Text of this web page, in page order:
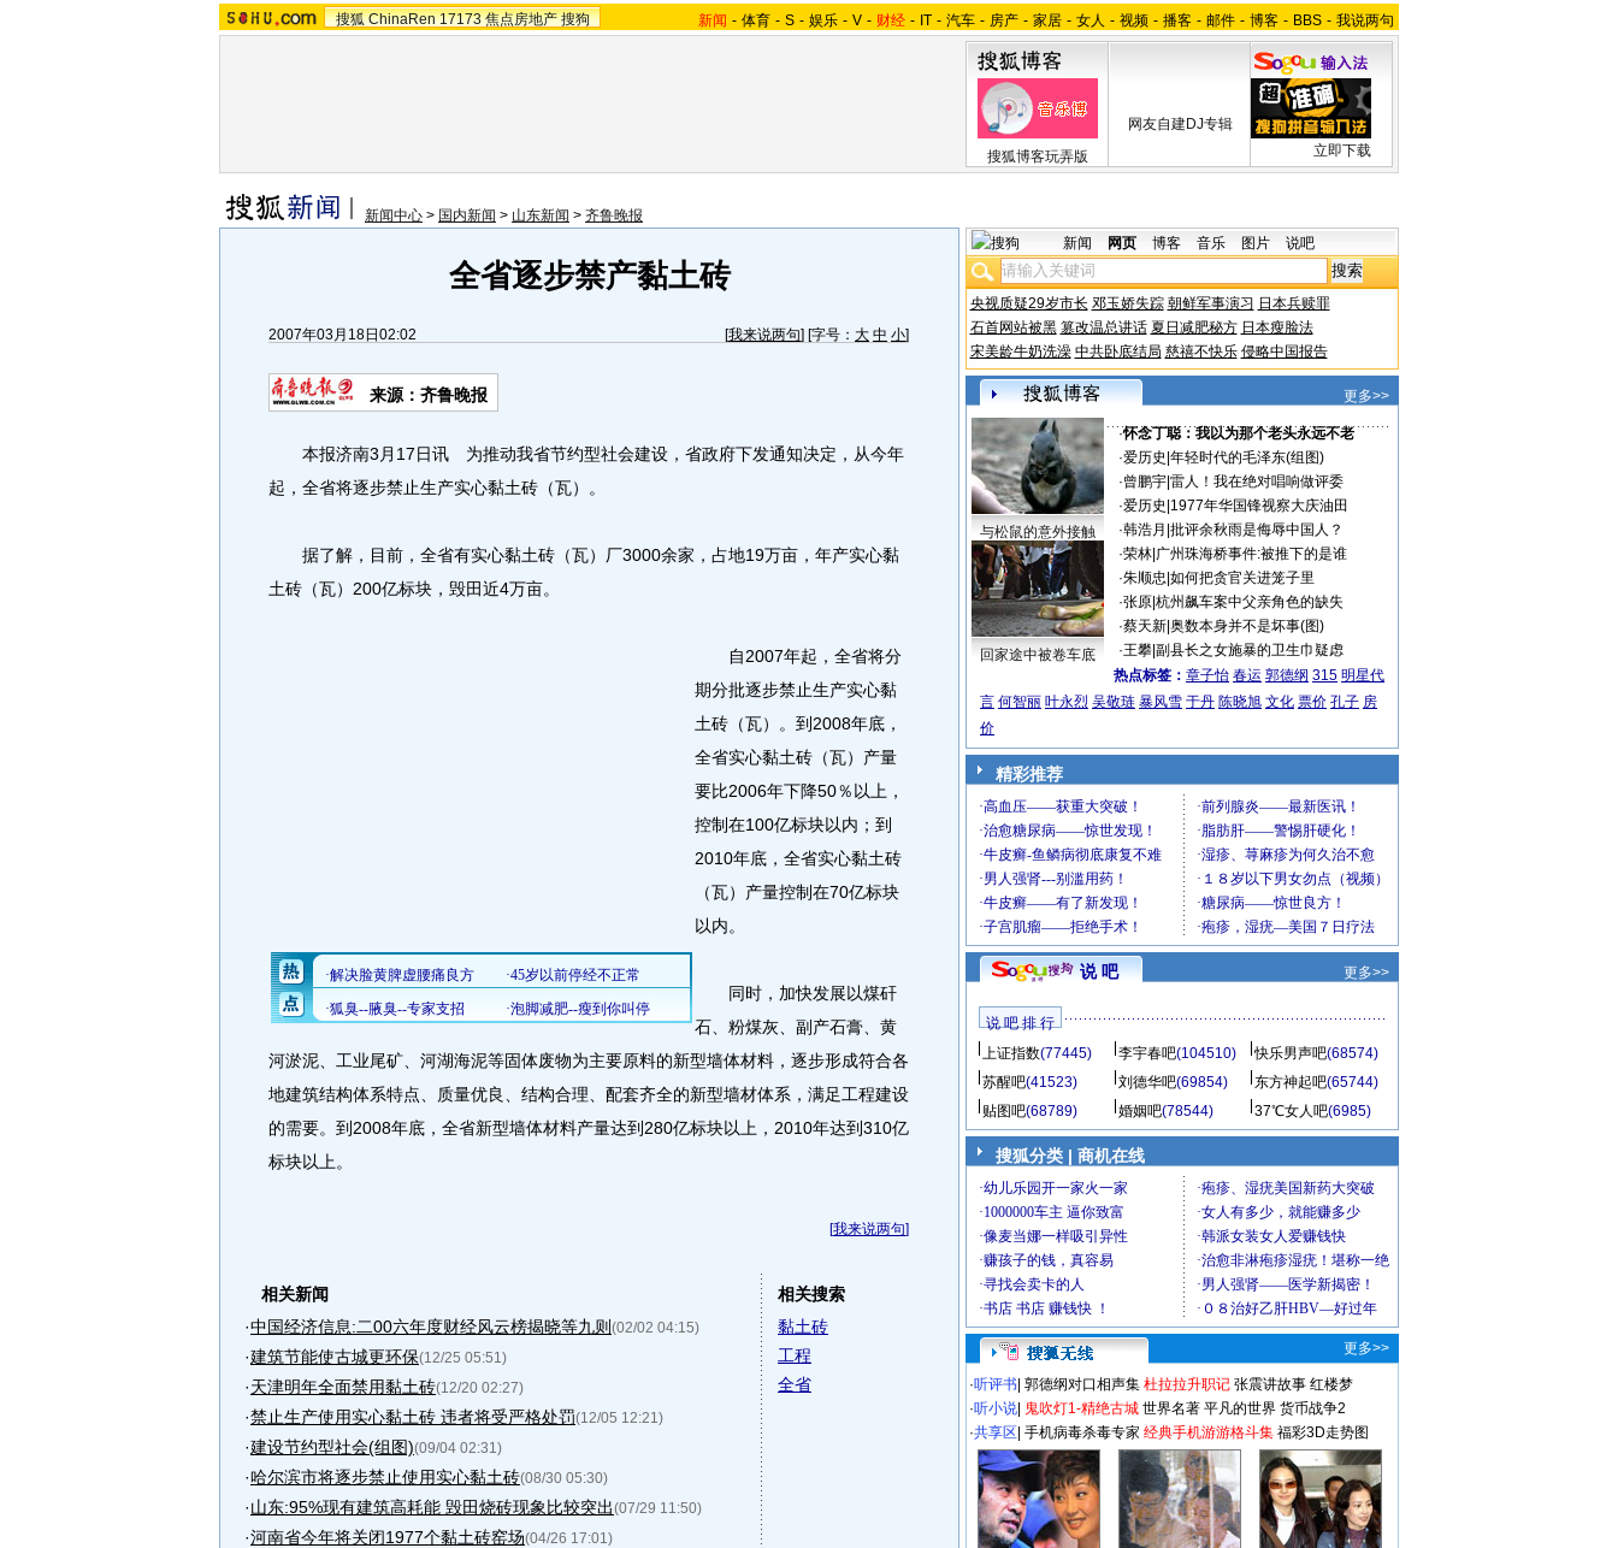
搜狐 ChinaRen 17173 焦点房地产 搜狗 新闻 - 体育 - S - 娱乐 - V - 财经 - IT - 汽车 - 房产 - 家居 - 女人 - 视频 - 播客 - 邮件 - 博客 - BBS - 我说两句
搜狐博客玩弄版
网友自建DJ专辑
立即下载
新闻中心 > 国内新闻 > 山东新闻 > 齐鲁晚报
全省逐步禁产黏土砖
2007年03月18日02:02 [我来说两句] [字号： 大 中 小]
来源：齐鲁晚报
本报济南3月17日讯 为推动我省节约型社会建设，省政府下发通知决定，从今年
起，全省将逐步禁止生产实心黏土砖（瓦）。
据了解，目前，全省有实心黏土砖（瓦）厂3000余家，占地19万亩，年产实心黏
土砖（瓦）200亿标块，毁田近4万亩。
自2007年起，全省将分
期分批逐步禁止生产实心黏
土砖（瓦）。到2008年底，
全省实心黏土砖（瓦）产量
要比2006年下降50％以上，
控制在100亿标块以内；到
2010年底，全省实心黏土砖
（瓦）产量控制在70亿标块
以内。
同时，加快发展以煤矸
石、粉煤灰、副产石膏、黄
河淤泥、工业尾矿、河湖海泥等固体废物为主要原料的新型墙体材料，逐步形成符合各
地建筑结构体系特点、质量优良、结构合理、配套齐全的新型墙材体系，满足工程建设
的需要。到2008年底，全省新型墙体材料产量达到280亿标块以上，2010年达到310亿
标块以上。
[我来说两句]
相关新闻
·中国经济信息:二00六年度财经风云榜揭晓等九则 (02/02 04:15)
·建筑节能使古城更环保(12/25 05:51)
·天津明年全面禁用黏土砖(12/20 02:27)
·禁止生产使用实心黏土砖 违者将受严格处罚(12/05 12:21)
·建设节约型社会(组图)(09/04 02:31)
·哈尔滨市将逐步禁止使用实心黏土砖(08/30 05:30)
·山东:95%现有建筑高耗能 毁田烧砖现象比较突出(07/29 11:50)
·河南省今年将关闭1977个黏土砖窑场(04/26 17:01)
相关搜索
黏土砖
工程
全省
新闻 网页 博客 音乐 图片 说吧
央视质疑29岁市长 邓玉娇失踪 朝鲜军事演习 日本兵赎罪
石首网站被黑 篡改温总讲话 夏日减肥秘方 日本瘦脸法
宋美龄牛奶洗澡 中共卧底结局 慈禧不快乐 侵略中国报告
更多>>
与松鼠的意外接触
回家途中被卷车底
·怀念丁聪：我以为那个老头永远不老
·爱历史 年轻时代的毛泽东(组图)
·曾鹏宇| 雷人！我在绝对唱响做评委
·爱历史 1977年华国锋视察大庆油田
·韩浩月 批评余秋雨是侮辱中国人？
·荣林| 广州珠海桥事件:被推下的是谁
·朱顺忠 如何把贪官关进笼子里
·张原| 杭州飙车案中父亲角色的缺失
·蔡天新| 奥数本身并不是坏事(图)
·王攀| 副县长之女施暴的卫生巾疑虑
热点标签： 章子怡 春运 郭德纲 315 明星代
言 何智丽 叶永烈 吴敬琏 暴风雪 于丹 陈晓旭 文化 票价 孔子 房
价
精彩推荐
说 吧 更多>>
说 吧 排 行
上证指数(77445) 李宇春吧(104510) 快乐男声吧(68574)
苏醒吧(41523) 刘德华吧(69854) 东方神起吧(65744)
贴图吧(68789) 婚姻吧(78544) 37℃女人吧(6985)
搜狐分类 | 商机在线
更多>>
·听评书 郭德纲对口相声集 杜拉拉升职记 张震讲故事 红楼梦
·听小说 鬼吹灯1-精绝古城 世界名著 平凡的世界 货币战争2
·共享区 手机病毒杀毒专家 经典手机游游格斗集 福彩3D走势图